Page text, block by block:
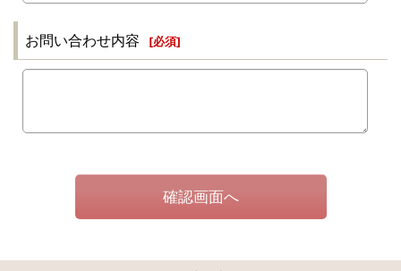
お問い合わせ内容 [必須]
確認画面へ